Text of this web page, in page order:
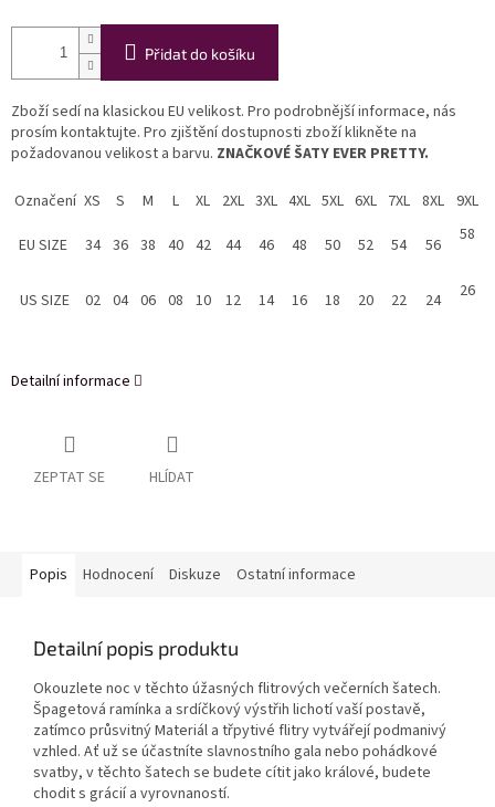
Přidat do košíku
Zboží sedí na klasickou EU velikost. Pro podrobnější informace, nás
prosím kontaktujte. Pro zjištění dostupnosti zboží klikněte na
požadovanou velikost a barvu. ZNAČKOVÉ ŠATY EVER PRETTY.
Označení XS S M L XL 2XL 3XL 4XL 5XL 6XL 7XL 8XL 9XL
EU SIZE
34 36 38 40 42 44 46 48 50 52 54 56 58
US SIZE 02 04 06 08 10 12 14 16 18 20 22 24 26
Detailní informace
ZEPTAT SE HLÍDAT
Popis Hodnocení Diskuze Ostatní informace
Detailní popis produktu
Okouzlete noc v těchto úžasných flitrových večerních šatech.
Špagetová ramínka a srdíčkový výstřih lichotí vaší postavě,
zatímco průsvitný Materiál a třpytivé flitry vytvářejí podmanivý
vzhled. Ať už se účastníte slavnostního gala nebo pohádkové
svatby, v těchto šatech se budete cítit jako králové, budete
chodit s grácií a vyrovnaností.